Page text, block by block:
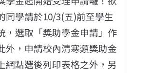
同學請於10/3(五)前至學生
，選取「獎助學金申請」作
外，申請校內清寒類獎助金
網點選後列印表格之外，另